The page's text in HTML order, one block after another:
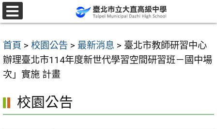
跳
至
要
內
容
首頁 > 校園公告 > 最新消息 > 臺北市教師研習中心
辦理臺北市114年度新世代學習空間研習班－國中場
次」實施 計畫
校園公告
選
單